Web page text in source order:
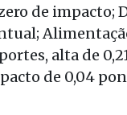
de impacto;
alta de
de 0,04